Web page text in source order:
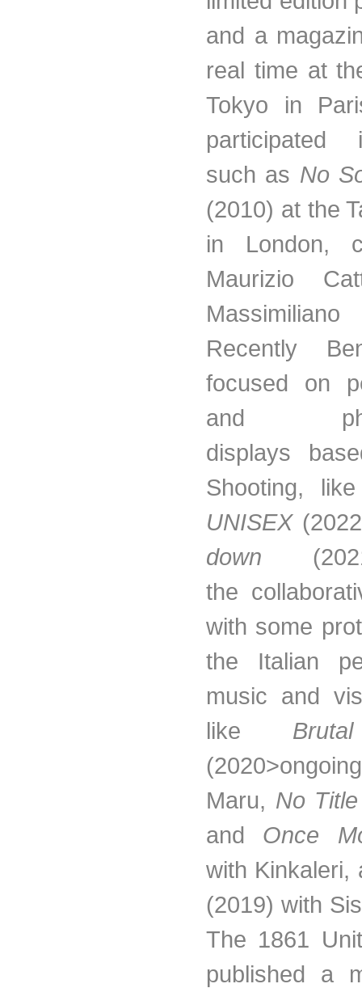
and a
real time at
Tokyo in
such as No
(2010) at the
in London,
Maurizio
Recently
focused on
and
displays
Shooting,
UNISEX
down
the
with some
the Italian
music and
like
Maru, No
and Once
with
(2019) with
The 1861
published a